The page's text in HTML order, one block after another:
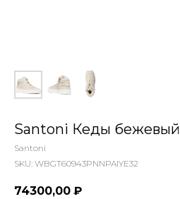
Santoni Кеды бежевый
Santoni
SKU: WBGT60943PNNPAIYE32
74300,00 ₽